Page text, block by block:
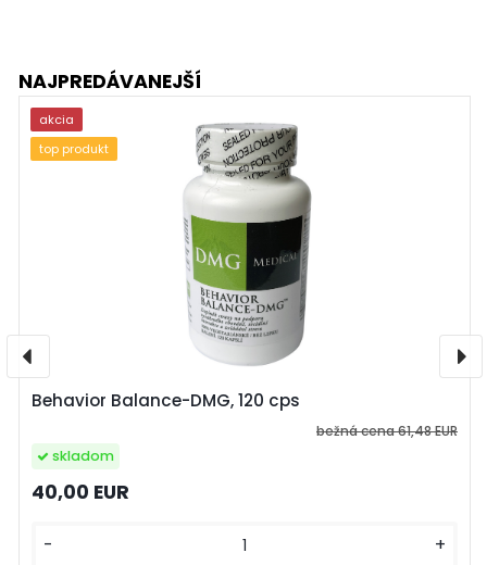
NAJPREDÁVANEJŠÍ
Behavior Balance-DMG, 120 cps
bežná cena61,48 EUR
40,00 EUR
- +
skladom
akcia
top produkt